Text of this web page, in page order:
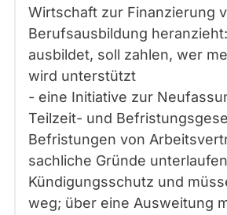
Wirtschaft zur Finanzierung
Berufsausbildung
ausbildet, soll zahlen, wer
wird unterstützt
- eine Initiative zur
Teilzeit- und
Befristungen von
sachliche Gründe
Kündigungsschutz und
weg; über eine Ausweitung